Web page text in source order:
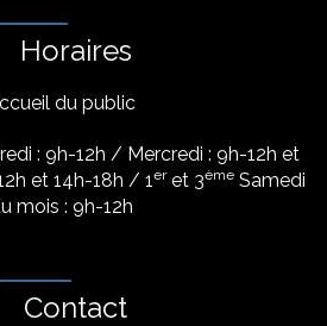
Horaires
du public
: 9h-12h / Mercredi : 9h-12h et
et 14h-18h / 1eret 3ème Samedi
mois : 9h-12h
Contact